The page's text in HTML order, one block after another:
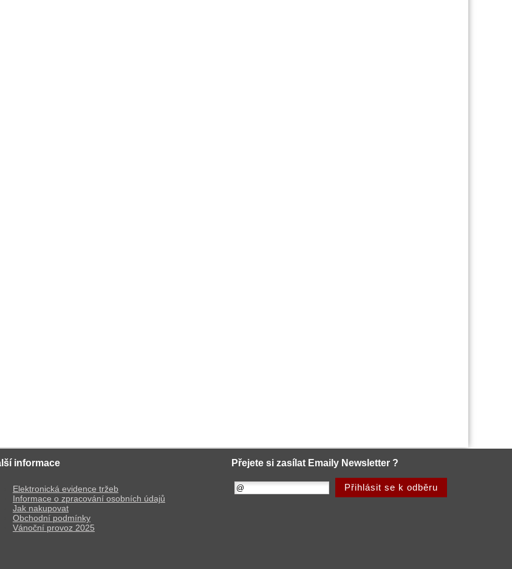
informace
Elektronická evidence tržeb
Informace o zpracování osobních údajů
Jak nakupovat
Obchodní podmínky
Vánoční provoz 2025
Přejete si zasílat Emaily Newsletter ?